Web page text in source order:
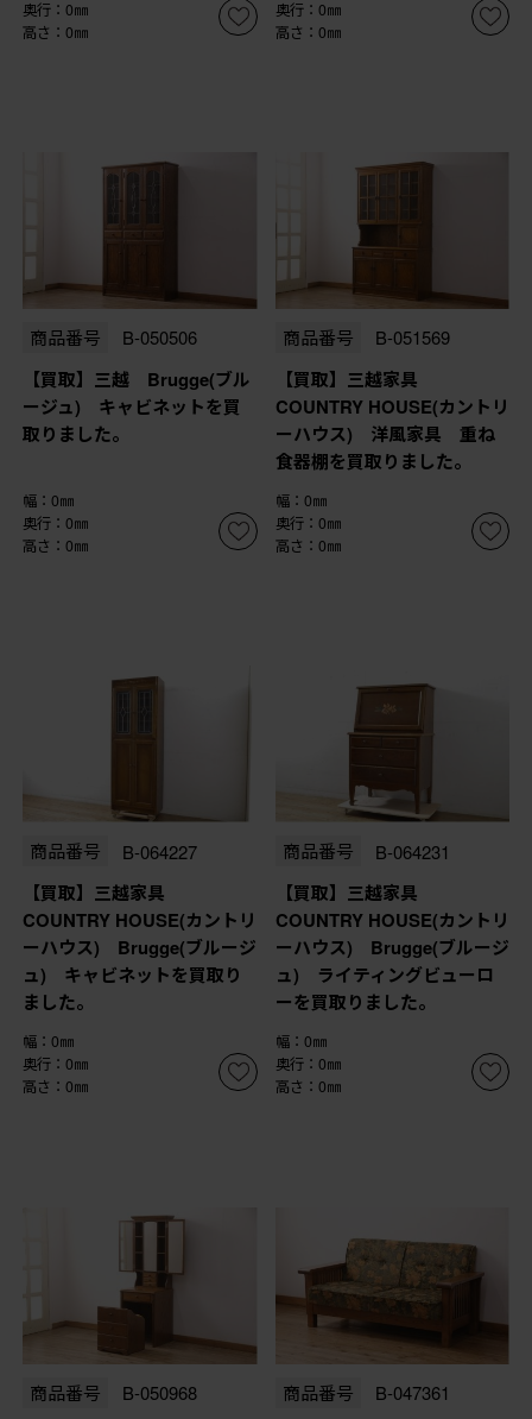
奥行：0㎜
高さ：0㎜
奥行：0㎜
高さ：0㎜
商品番号 B-050506
【買取】三越 Brugge(ブル
ージュ) キャビネットを買
取りました。
幅：0㎜
奥行：0㎜
高さ：0㎜
商品番号 B-051569
【買取】三越家具
COUNTRY HOUSE(カントリ
ーハウス) 洋風家具 重ね
食器棚を買取りました。
幅：0㎜
奥行：0㎜
高さ：0㎜
商品番号 B-064227
【買取】三越家具
COUNTRY HOUSE(カントリ
ーハウス) Brugge(ブルージ
ュ) キャビネットを買取り
ました。
幅：0㎜
奥行：0㎜
高さ：0㎜
商品番号 B-064231
【買取】三越家具
COUNTRY HOUSE(カントリ
ーハウス) Brugge(ブルージ
ュ) ライティングビューロ
ーを買取りました。
幅：0㎜
奥行：0㎜
高さ：0㎜
商品番号 B-050968 商品番号 B-047361